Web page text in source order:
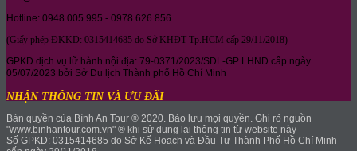
Hotline: 0948 005 995 - 0978 626 856
(Giấy phép ĐKKD: 0315414685 do Sở KHĐT Tp.HCM cấp 29/11/2018)
GPKD dịch vụ lữ hành nội địa: 79-0371/2023/SDL-GP LHND cấp ngày
05/07/2023 bởi Sở Du lịch Thành phố Hồ Chí Minh
NHẬN THÔNG TIN VÀ ƯU ĐÃI
Bản quyền của Bình An Tour ® 2020. Bảo lưu mọi quyền. Ghi rõ nguồn
"www.binhantour.com.vn" ® khi sử dụng lại thông tin từ website này
Số GPKD: 0315414685 do Sở Kế Hoạch và Đầu Tư Thành Phố Hồ Chí Minh